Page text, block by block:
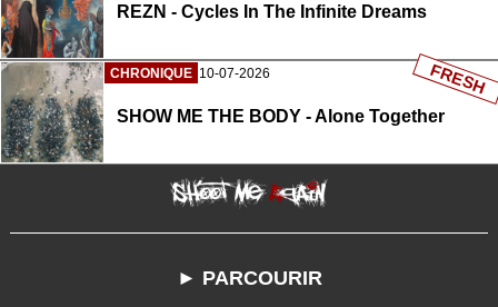
REZN - Cycles In The Infinite Dreams
CHRONIQUE 10-07-2026
SHOW ME THE BODY - Alone Together
FRESH
► PARCOURIR